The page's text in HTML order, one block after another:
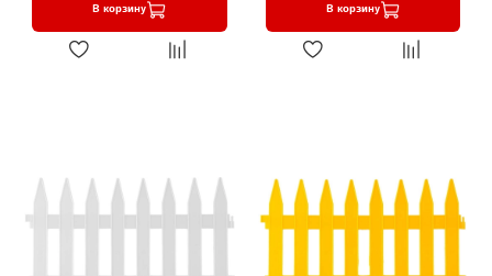
В корзину В корзину